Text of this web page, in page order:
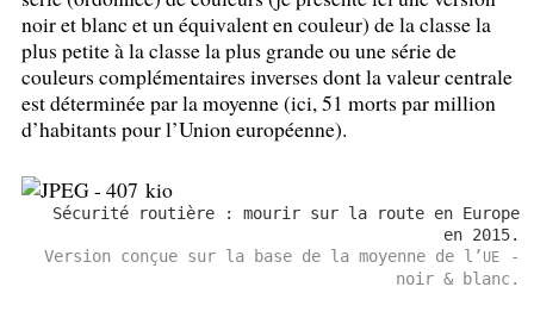
noir et blanc et un équivalent en couleur) de la classe la
plus petite à la classe la plus grande ou une série de
couleurs complémentaires inverses dont la valeur centrale
est déterminée par la moyenne (ici, 51 morts par million
d’habitants pour l’Union européenne).
Sécurité routière : mourir sur la route en Europe
en 2015.
Version conçue sur la base de la moyenne de l’ UE
-
noir & blanc.